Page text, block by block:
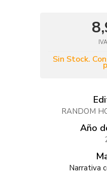
Sin Stock.
RANDOM
Año
Narrativa